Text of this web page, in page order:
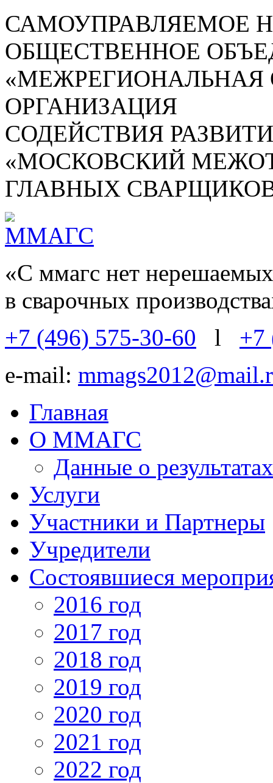
САМОУПРАВЛЯЕМОЕ
ОБЩЕСТВЕННОЕ
ОРГАНИЗАЦИЯ
СОДЕЙСТВИЯ
«МОСКОВСКИЙ
ГЛАВНЫХ
«С ммагс нет
в сварочных
+7 (496) 575-30-60 l +7
e-mail:
Главная
О ММАГС
Данные о
Услуги
Участники и Партнеры
Учредители
Состоявшиеся
2016 год
2017 год
2018 год
2019 год
2020 год
2021 год
2022 год